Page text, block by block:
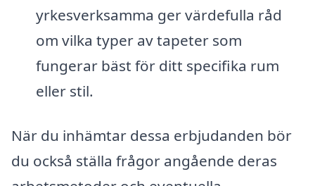
yrkesverksamma ger värdefulla råd
om vilka typer av tapeter som
fungerar bäst för ditt specifika rum
eller stil.
När du inhämtar dessa erbjudanden bör
du också ställa frågor angående deras